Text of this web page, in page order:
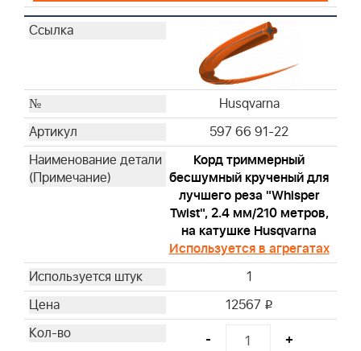
Husqvarna
597 66 91-22
Корд триммерный
бесшумный крученый для
лучшего реза "Whisper
Twist", 2.4 мм/210 метров,
на катушке Husqvarna
Используется в агрегатах
1
12567 i
- +